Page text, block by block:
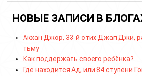
НОВЫЕ ЗАПИСИ В
Акхан Джор, 33-й стих Джап Джи,
тьму
Как поддержать своего ребёнка?
Где находится Ад, или 84 ступени